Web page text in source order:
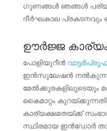
ഗുണങ്ങൾ ഞങ്ങൾ
ദീർഘകാല പ്രകടനവും
ഊർജ്ജ
പോളിയുറീൻ
ഇൻസുലേഷൻ
മേൽക്കൂരകളിലൂടെയും
കൈമാറ്റം
കാര്യക്ഷമതയ്ക്ക്
സ്ഥിരമായ ഇൻഡോർ